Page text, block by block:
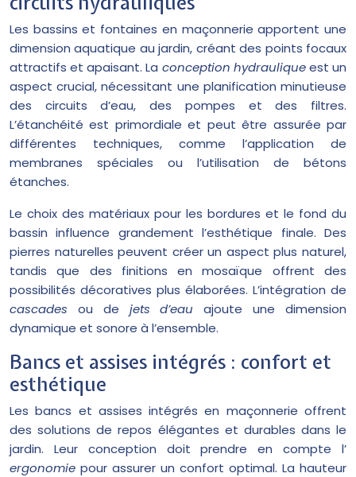
Les bassins et fontaines en maçonnerie apportent une
dimension aquatique au jardin, créant des points focaux
attractifs et apaisant. La conception hydrauliqueest un
aspect crucial, nécessitant une planification minutieuse
des circuits d’eau, des pompes et des filtres.
L’étanchéité est primordiale et peut être assurée par
différentes techniques, comme l’application de
membranes spéciales ou l’utilisation de bétons
étanches.
Le choix des matériaux pour les bordures et le fond du
bassin influence grandement l’esthétique finale. Des
pierres naturelles peuvent créer un aspect plus naturel,
tandis que des finitions en mosaïque offrent des
possibilités décoratives plus élaborées. L’intégration de
cascades ou de jets d’eauajoute une dimension
dynamique et sonore à l’ensemble.
Bancs et assises intégrés : confort et
esthétique
Les bancs et assises intégrés en maçonnerie offrent
des solutions de repos élégantes et durables dans le
jardin. Leur conception doit prendre en compte l’
ergonomie pour assurer un confort optimal. La hauteur